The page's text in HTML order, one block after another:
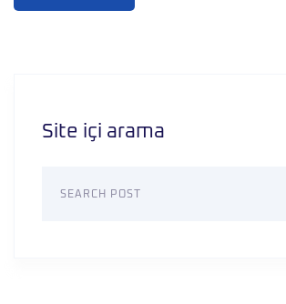
Site içi arama